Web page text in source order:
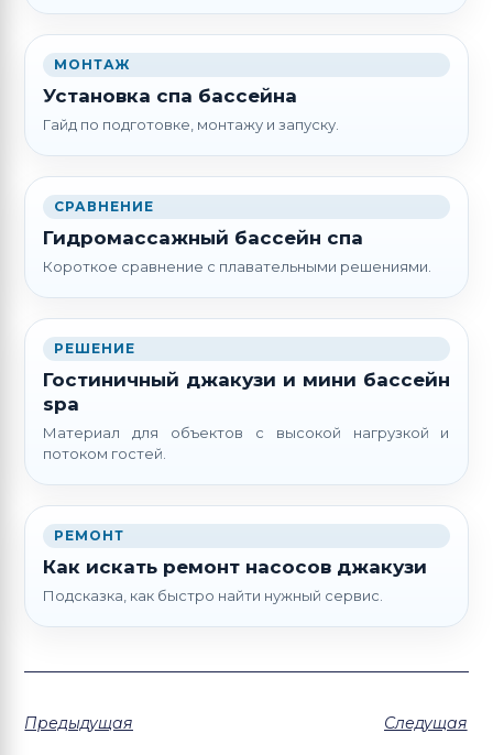
МОНТАЖ
Установка спа бассейна
Гайд по подготовке, монтажу и запуску.
СРАВНЕНИЕ
Гидромассажный бассейн спа
Короткое сравнение с плавательными решениями.
РЕШЕНИЕ
Гостиничный джакузи и мини бассейн
spa
Материал для объектов с высокой нагрузкой и
потоком гостей.
РЕМОНТ
Как искать ремонт насосов джакузи
Подсказка, как быстро найти нужный сервис.
Предыдущая Следущая